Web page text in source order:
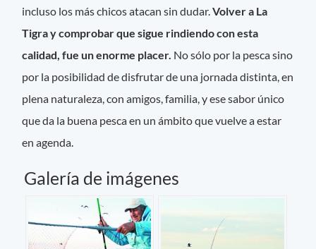
incluso los más chicos atacan sin dudar.Volver a La
Tigra y comprobar que sigue rindiendo con esta
calidad, fue un enorme placer. No sólo por la pesca sino
por la posibilidad de disfrutar de una jornada distinta, en
plena naturaleza, con amigos, familia, y ese sabor único
que da la buena pesca en un ámbito que vuelve a estar
en agenda.
Galería de imágenes